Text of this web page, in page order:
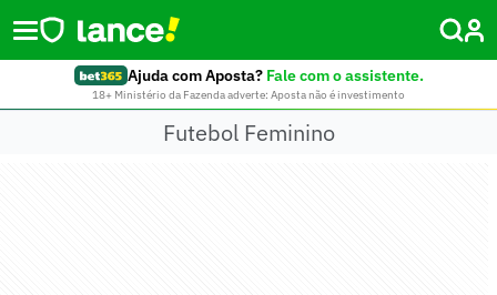
Ajuda com Aposta? Fale com o assistente.
18+ Ministério da Fazenda adverte: Aposta não é investimento
Futebol Feminino